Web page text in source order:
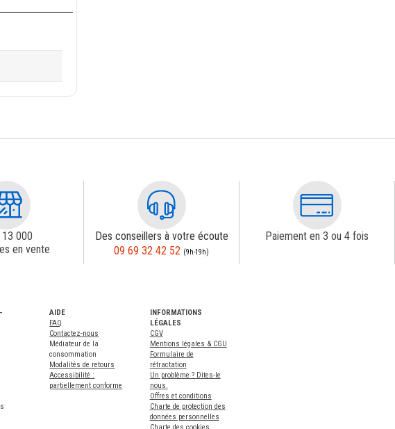
000
en vente
Des conseillers à votre écoute
09 69 32 42 52 (9h-19h)
Paiement en 3 ou 4 fois
AIDE
FAQ
Contactez-nous
Médiateur de la
consommation
Modalités de retours
Accessibilité :
partiellement conforme
INFORMATIONS
LÉGALES
CGV
Mentions légales & CGU
Formulaire de
rétractation
Un problème ? Dites-le
nous.
Offres et conditions
Charte de protection des
données personnelles